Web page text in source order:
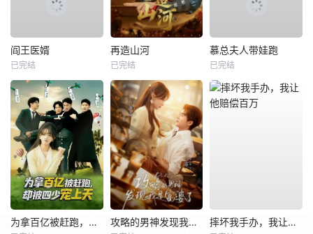
阎王医婿
已完结
再造山河
已完结
慕总夫人带娃跑
已完结
为拿百亿被赶跑，却被四少宠上天 攻略的男神发现我是富婆了 摔坏我手办，我让他赔偿百万